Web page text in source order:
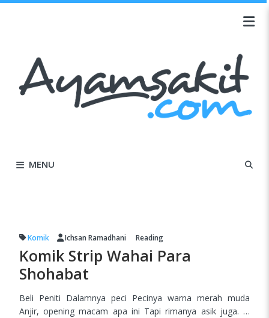
MENU
Komik Ichsan Ramadhani Reading
Komik Strip Wahai Para
Shohabat
Beli Peniti Dalamnya peci Pecinya warna merah muda
Anjir, opening macam apa ini Tapi rimanya asik juga. …